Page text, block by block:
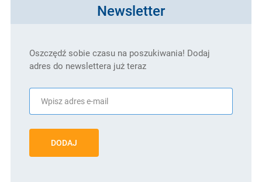
Newsletter
Oszczędź sobie czasu na poszukiwania! Dodaj
adres do newslettera już teraz
DODAJ